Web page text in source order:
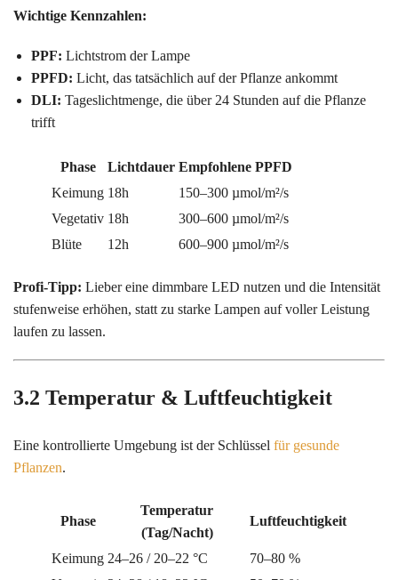
Wichtige Kennzahlen:
PPF: Lichtstrom der Lampe
PPFD: Licht, das tatsächlich auf der Pflanze ankommt
DLI: Tageslichtmenge, die über 24 Stunden auf die Pflanze
trifft
Phase Lichtdauer Empfohlene PPFD
Keimung 18h
150–300 µmol/m²/s
Vegetativ 18h
300–600 µmol/m²/s
Blüte
12h 600–900 µmol/m²/s
Profi-Tipp: Lieber eine dimmbare LED nutzen und die Intensität
stufenweise erhöhen, statt zu starke Lampen auf voller Leistung
laufen zu lassen.
3.2 Temperatur & Luftfeuchtigkeit
Eine kontrollierte Umgebung ist der Schlüssel für gesunde
Pflanzen.
Phase
Temperatur
(Tag/Nacht)
Luftfeuchtigkeit
Keimung 24–26 / 20–22 °C
70–80 %